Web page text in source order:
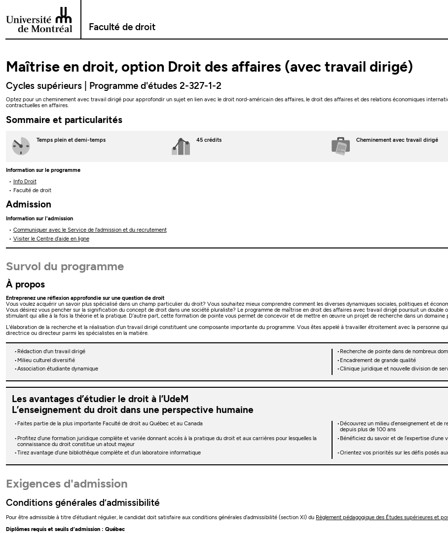
Passer au contenu
Faculté de droit
Maîtrise en droit, option Droit des affaires (avec travail dirigé)
Cycles supérieurs | Programme d'études 2-327-1-2
Optez pour un cheminement avec travail dirigé pour approfondir un sujet en lien avec le droit nord-américain des affaires, le droit des affaires et des relations économiques
contractuelles en affaires.
Sommaire et particularités
Temps plein et demi-temps 45 crédits Cheminement avec travail dirigé
Information sur le programme
Info Droit
Faculté de droit
Admission
Information sur l'admission
Communiquer avec le Service de l'admission et du recrutement
Visiter le Centre d’aide en ligne
Survol du programme
À propos
Entreprenez une réflexion approfondie sur une question de droit
Vous voulez acquérir un savoir plus spécialisé dans un champ particulier du droit? Vous souhaitez mieux comprendre comment les diverses dynamiques sociales, politiques et
Vous désirez vous pencher sur la signification du concept de droit dans une société pluraliste? Le programme de maîtrise en droit des affaires avec travail dirigé poursuit un double
stimulant qui allie à la fois la théorie et la pratique. D’autre part, cette formation de pointe vous permet de concevoir et de mettre en œuvre un projet de recherche dans un domaine
L'élaboration de la recherche et la réalisation d’un travail dirigé constituent une composante importante du programme. Vous êtes appelé à travailler étroitement avec la personne
directrice ou directeur parmi les spécialistes en la matière.
Rédaction d'un travail dirigé
Recherche de pointe dans de nombreux
Milieu culturel diversifié
Encadrement de grande qualité
Association étudiante dynamique
Clinique juridique et nouvelle division de
Les avantages d’étudier le droit à l’UdeM
L’enseignement du droit dans une perspective humaine
Faites partie de la plus importante Faculté de droit au Québec et au Canada
Découvrez un milieu d’enseignement et
depuis plus de 100 ans
Profitez d’une formation juridique complète et variée donnant accès à la pratique du droit et aux carrières pour lesquelles la
connaissance du droit constitue un atout majeur
Bénéficiez du savoir et de l’expertise
Tirez avantage d’une bibliothèque complète et d’un laboratoire informatique Orientez vos priorités sur les défis posés
Exigences d'admission
Conditions générales d’admissibilité
Pour être admissible à titre d’étudiant régulier, le candidat doit satisfaire aux conditions générales d’admissibilité (section XI) du Règlement pédagogique des Études supérieures et
Diplômes requis et seuils d’admission : Québec